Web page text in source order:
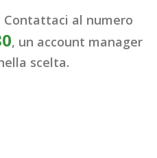
Contattaci al numero
, un account manager
scelta.